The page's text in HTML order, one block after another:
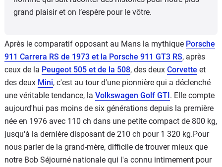
grand plaisir et on l’espère pour le vôtre.
Après le comparatif opposant au Mans la mythique Porsche
911 Carrera RS de 1973 et la Porsche 911 GT3 RS, après
ceux de la Peugeot 505 et de la 508, des deux Corvette et
des deux Mini, c'est au tour d'une pionnière qui a déclenché
une véritable tendance, la Volkswagen Golf GTI. Elle compte
aujourd'hui pas moins de six générations depuis la première
née en 1976 avec 110 ch dans une petite compact de 800 kg,
jusqu'à la dernière disposant de 210 ch pour 1 320 kg.Pour
nous parler de la grand-mère, difficile de trouver mieux que
notre Bob Séjourné nationale qui l'a connu intimement pour